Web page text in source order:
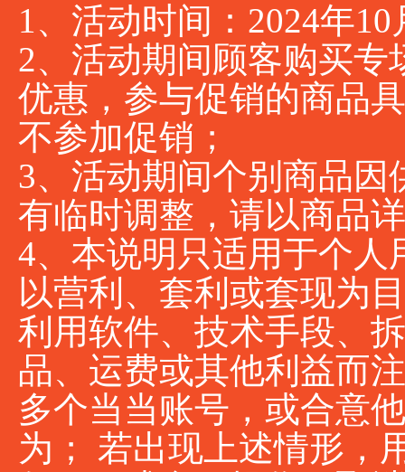
1、活动时间：2024年
2、活动期间顾客购买专
优惠，参与促销的商品
不参加促销；
3、活动期间个别商品
有临时调整，请以商品
4、本说明只适用于个
以营利、套利或套现为
利用软件、技术手段、
品、运费或其他利益而
多个当当账号，或合意
为； 若出现上述情形，